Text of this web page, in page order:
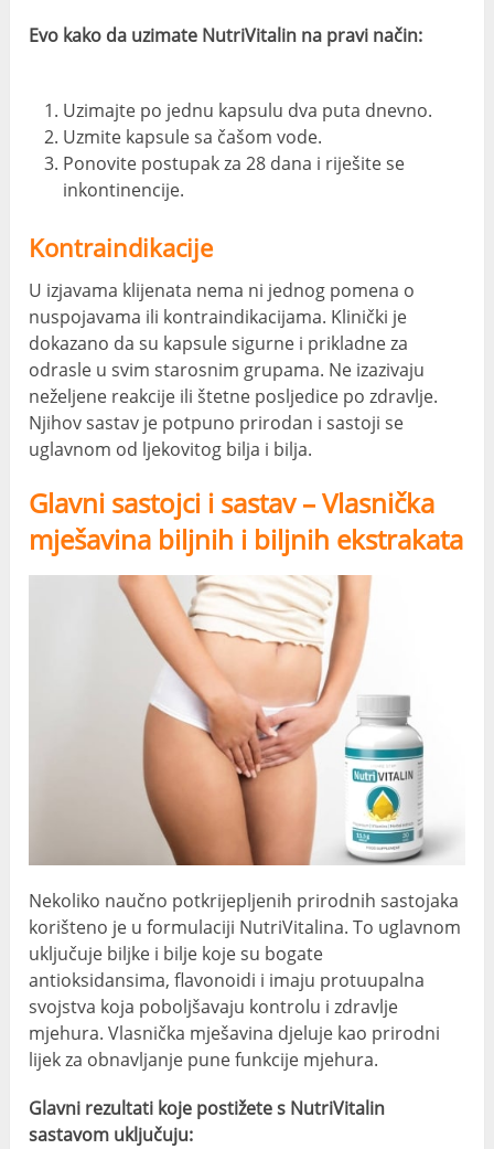
Evo kako da uzimate NutriVitalin na pravi način:
Uzimajte po jednu kapsulu dva puta dnevno.
Uzmite kapsule sa čašom vode.
Ponovite postupak za 28 dana i riješite se
inkontinencije.
Kontraindikacije
U izjavama klijenata nema ni jednog pomena o
nuspojavama ili kontraindikacijama. Klinički je
dokazano da su kapsule sigurne i prikladne za
odrasle u svim starosnim grupama. Ne izazivaju
neželjene reakcije ili štetne posljedice po zdravlje.
Njihov sastav je potpuno prirodan i sastoji se
uglavnom od ljekovitog bilja i bilja.
Glavni sastojci i sastav – Vlasnička
mješavina biljnih i biljnih ekstrakata
Nekoliko naučno potkrijepljenih prirodnih sastojaka
korišteno je u formulaciji NutriVitalina. To uglavnom
uključuje biljke i bilje koje su bogate
antioksidansima, flavonoidi i imaju protuupalna
svojstva koja poboljšavaju kontrolu i zdravlje
mjehura. Vlasnička mješavina djeluje kao prirodni
lijek za obnavljanje pune funkcije mjehura.
Glavni rezultati koje postižete s NutriVitalin
sastavom uključuju: